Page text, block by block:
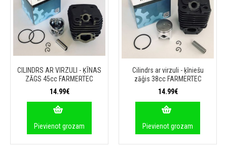
CILINDRS AR VIRZULI - ĶĪNAS
ZĀGS 45cc FARMERTEC
14.99€
Pievienot grozam
Cilindrs ar virzuli - ķīniešu
zāģis 38cc FARMERTEC
14.99€
Pievienot grozam